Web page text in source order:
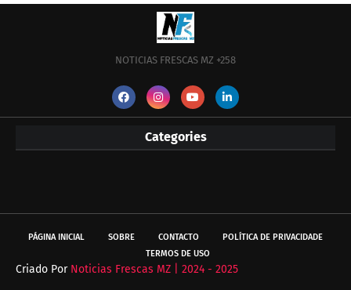
NOTICIAS FRESCAS MZ +258
Categories
PÁGINA INICIAL SOBRE CONTACTO
POLÍTICA DE PRIVACIDADE
TERMOS DE USO
Criado Por Noticias Frescas MZ | 2024 - 2025